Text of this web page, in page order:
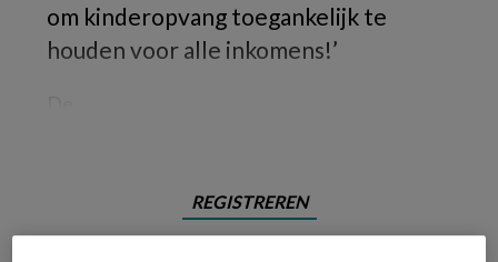
om kinderopvang toegankelijk te
houden voor alle inkomens!’
REGISTREREN